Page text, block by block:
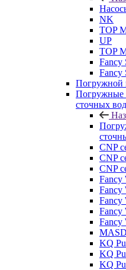
NK
TOP
UP
TOP
Fancy
Fancy
Погружной
Погружные
сточных вод
CNP
CNP
CNP
Fancy
Fancy
Fancy
Fancy
Fancy
KQ
KQ
KQ